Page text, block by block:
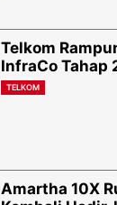
Telkom
InfraCo Tahap
TELKOM
Amartha 10X